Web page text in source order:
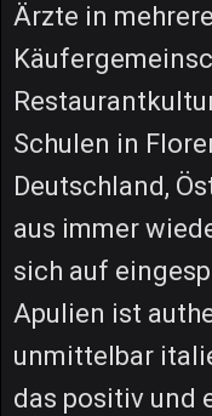
Ärzte in
Schulen in
Deutschland,
aus immer
sich auf
Apulien ist
unmittelbar
das positiv und